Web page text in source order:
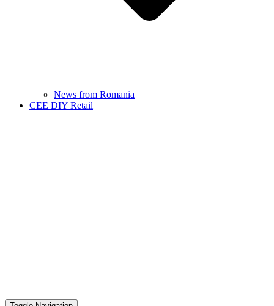
News from Romania
CEE DIY Retail